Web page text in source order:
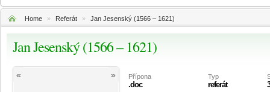
Home » Referát » Jan Jesenský (1566 – 1621)
Jan Jesenský (1566 – 1621)
« » Přípona
.doc
Typ
referát